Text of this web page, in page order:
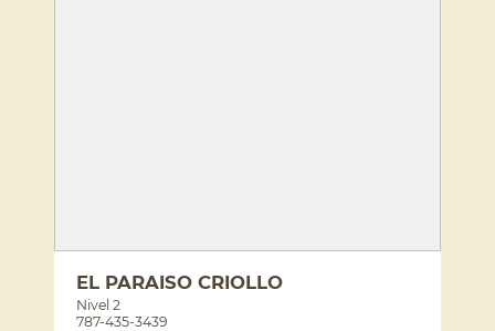
EL PARAISO CRIOLLO
Nivel 2
787-435-3439